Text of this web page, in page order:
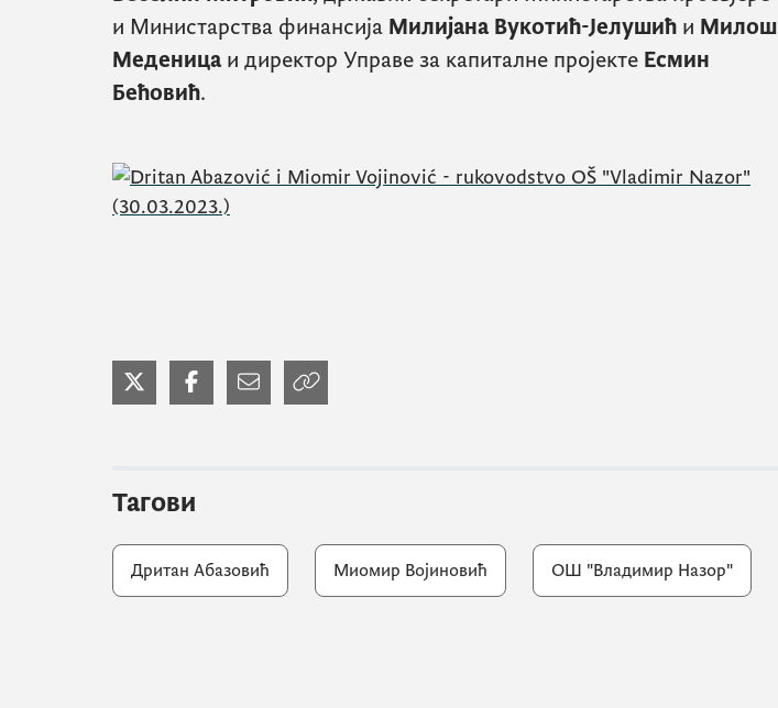
и Министарства финансија Милијана Вукотић-Јелушић и Милош
Меденица и директор Управе за капиталне пројекте Есмин
Бећовић.
Тагови
Дритан Абазовић Миомир Војиновић ОШ "Владимир Назор"